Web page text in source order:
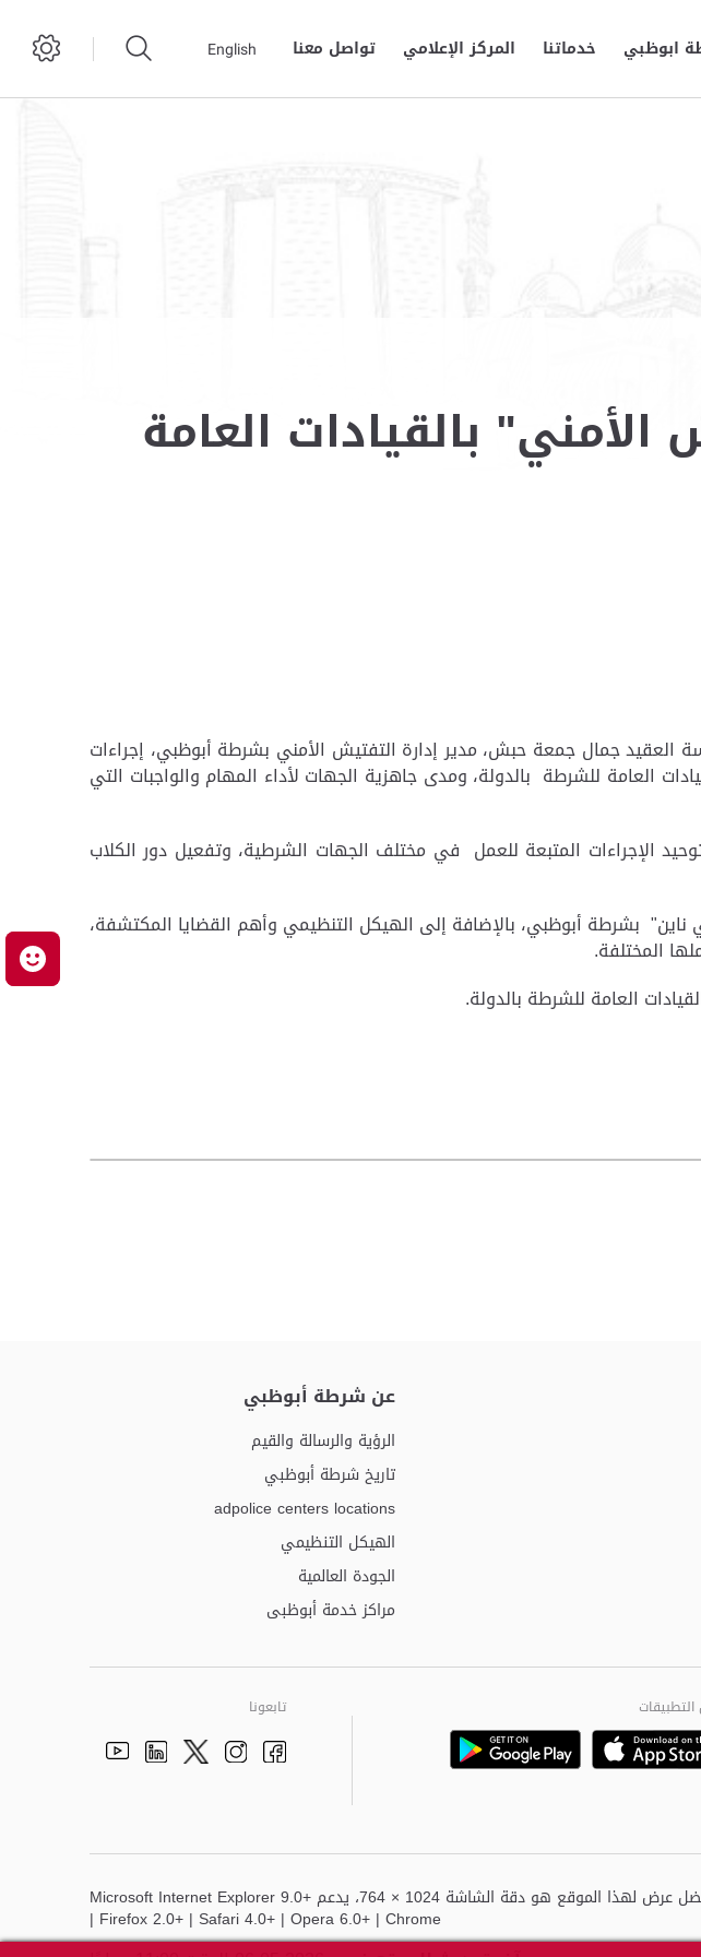
ابوظبي خدماتنا المركز الإعلامي تواصل معنا English
بالقيادات العامة
العقيد جمال جمعة حبش، مدير إدارة التفتيش الأمني بشرطة أبوظبي، إجراءات
العامة للشرطة بالدولة، ومدى جاهزية الجهات لأداء المهام والواجبات التي
الإجراءات المتبعة للعمل في مختلف الجهات الشرطية، وتفعيل دور الكلاب
بشرطة أبوظبي، بالإضافة إلى الهيكل التنظيمي وأهم القضايا المكتشفة،
المختلفة.
العامة للشرطة بالدولة.
عن شرطة أبوظبي
الرؤية والرسالة والقيم
تاريخ شرطة أبوظبي
adpolice centers locations
الهيكل التنظيمي
الجودة العالمية
مراكز خدمة أبوظبى
تابعونا
Facebook
Instagram
Twitter
Linkedin
Youtube Playstore
أفضل عرض لهذا الموقع هو دقة الشاشة 1024 × 764، يدعم Microsoft Internet Explorer 9.0+
| Firefox 2.0+ | Safari 4.0+ | Opera 6.0+ | Chrome